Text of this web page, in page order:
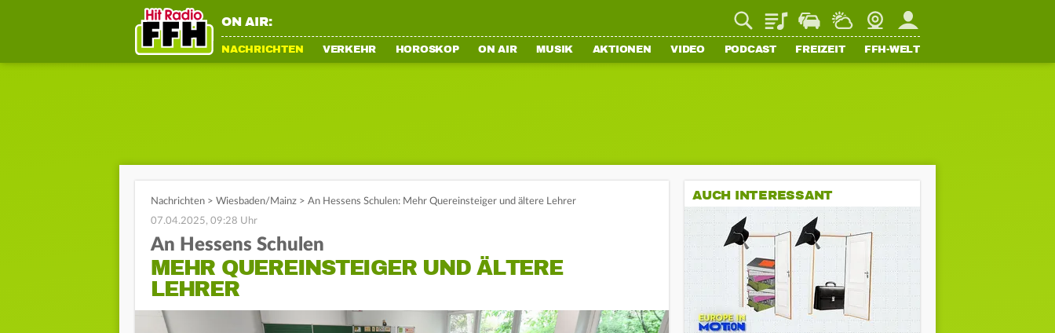
ON AIR: PlaylistStaupilotWetterWebcamMein FFH
NACHRICHTEN VERKEHR HOROSKOP ON AIR MUSIK AKTIONEN VIDEO PODCAST FREIZEIT FFH-WELT
Nachrichten > Wiesbaden/Mainz > An Hessens Schulen: Mehr Quereinsteiger und ältere Lehrer
07.04.2025, 09:28 Uhr
An Hessens Schulen
MEHR QUEREINSTEIGER UND ÄLTERE
LEHRER
AUCH INTERESSANT